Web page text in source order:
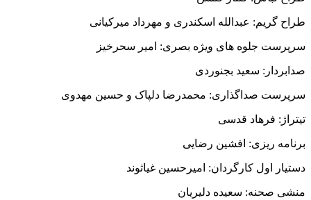
طراح گریم: عبدالله اسکندری و مهرداد میرکیانی
سرپرست جلوه های ویژه بصری: امیر سحرخیز
صدابردار: سعید بجنوردی
سرپرست صداگذاری: محمدرضا دلپاک و حسین مهدوی
تیتراژ: فرهاد قدسی
برنامه ریزی: افشین رضایی
دستیار اول کارگردان: امیرحسین غیاثوند
منشی صحنه: سعیده دلیریان